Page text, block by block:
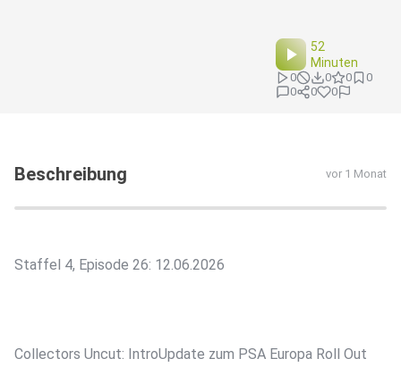
52
Minuten
0 0 0
0
0
0 0
Beschreibung vor 1 Monat
Staffel 4, Episode 26: 12.06.2026
Collectors Uncut: IntroUpdate zum PSA Europa Roll Out